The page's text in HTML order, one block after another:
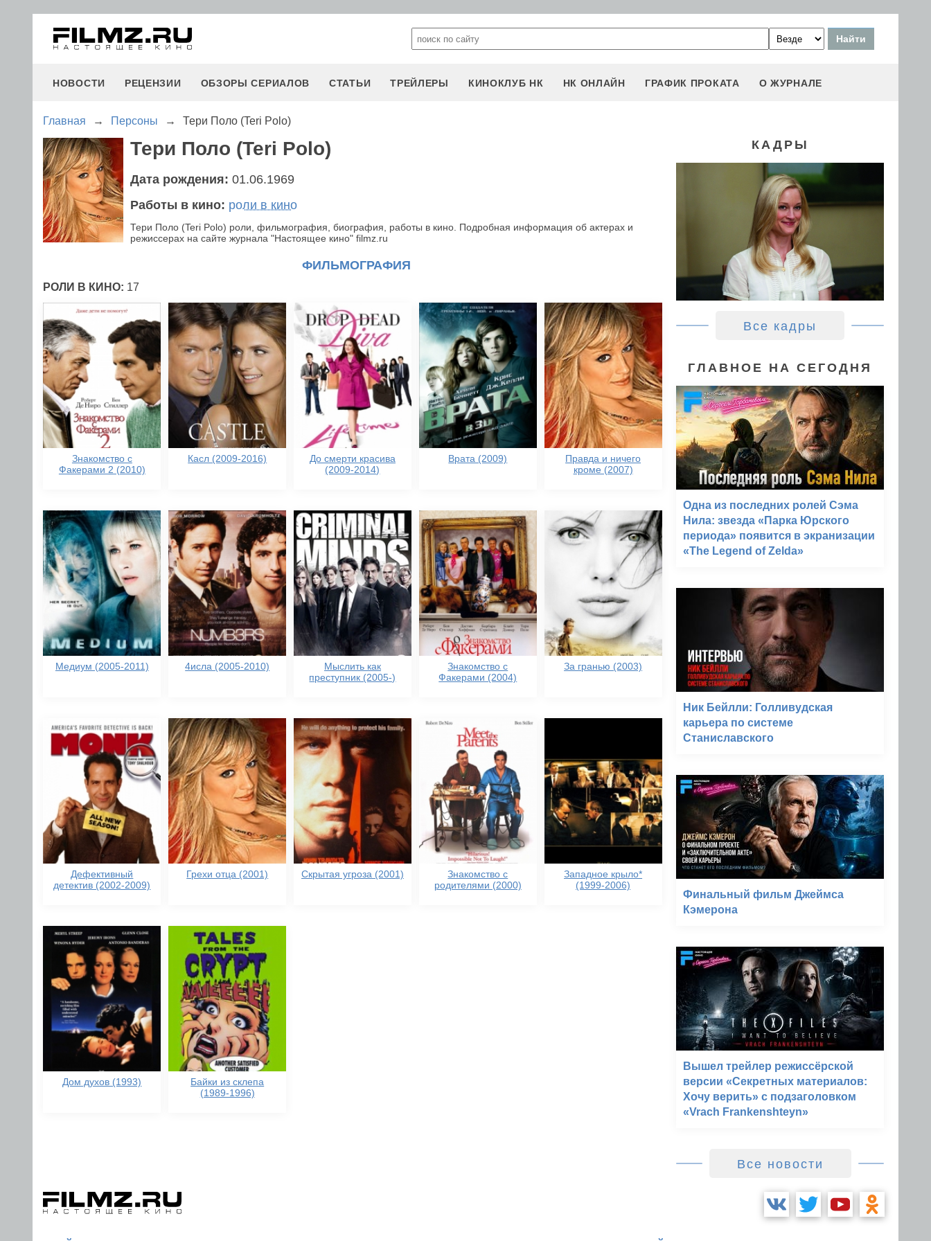
НОВОСТИ РЕЦЕНЗИИ ОБЗОРЫ СЕРИАЛОВ СТАТЬИ ТРЕЙЛЕРЫ КИНОКЛУБ НК НК ОНЛАЙН ГРАФИК ПРОКАТА О ЖУРНАЛЕ
Главная → Персоны → Тери Поло (Teri Polo)
Тери Поло (Teri Polo)
Дата рождения: 01.06.1969
Работы в кино: роли в кино
Тери Поло (Teri Polo) роли, фильмография, биография, работы в кино. Подробная информация об актерах и
режиссерах на сайте журнала "Настоящее кино" filmz.ru
ФИЛЬМОГРАФИЯ
РОЛИ В КИНО: 17
Знакомство с
Факерами 2 (2010)
Касл (2009-2016)
До смерти красива
(2009-2014)
Врата (2009)
Правда и ничего
кроме (2007)
Медиум (2005-2011) 4исла (2005-2010)
Мыслить как
преступник (2005-)
Знакомство с
Факерами (2004)
За гранью (2003)
Дефективный
детектив (2002-2009)
Грехи отца (2001) Скрытая угроза (2001)
Знакомство с
родителями (2000)
Западное крыло*
(1999-2006)
Дом духов (1993)
Байки из склепа
(1989-1996)
КАДРЫ
Все кадры
ГЛАВНОЕ НА СЕГОДНЯ
Одна из последних ролей Сэма
Нила: звезда «Парка Юрского
периода» появится в экранизации
«The Legend of Zelda»
Ник Бейлли: Голливудская
карьера по системе
Станиславского
Финальный фильм Джеймса
Кэмерона
Вышел трейлер режиссёрской
версии «Секретных материалов:
Хочу верить» с подзаголовком
«Vrach Frankenshteyn»
Все новости